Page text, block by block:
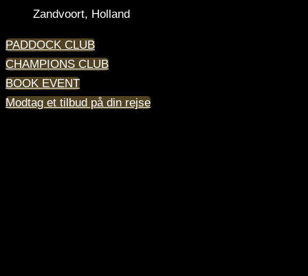
Zandvoort, Holland
PADDOCK CLUB
CHAMPIONS CLUB
BOOK EVENT
Modtag et tilbud på din rejse